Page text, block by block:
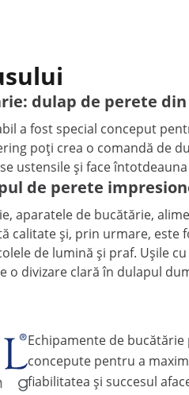
dulap de perete
a fost special conceput
poți crea o comandă de
ustensile și face
de perete
aparatele de bucătărie,
calitate și, prin urmare,
de lumină și praf. Ușile
o divizare clară în dulapul
Echipamente de
concepute pentru a
fiabilitatea și succesul